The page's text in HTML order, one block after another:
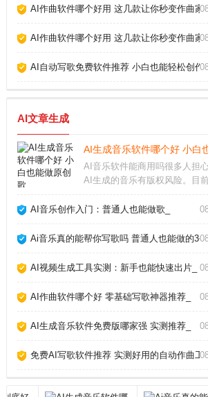
AI作曲软件哪个好用 这几款让你秒变作曲家_
AI作曲软件哪个好用 这几款让你秒变作曲家_
AI自动写歌免费软件推荐 小白也能轻松创作_
AI文章生成
AI生成音乐软件哪个好 小白
AI音乐软件能商用吗很多人担
AI生成的音乐有版权风险。目
Udio，都允许付费用户将生成
能个人使用。不同平台的具体
AI音乐创作入门：普通人也能做歌_
Ai音乐真的能帮你写歌吗 普通人也能做的3个
AI视频生成工具实测：新手也能快速出片_
AI作曲软件哪个好 零基础写歌神器推荐_
AI生成音乐软件免费版哪家强 实测推荐_
免费AI写歌软件推荐 实测好用的自动作曲工